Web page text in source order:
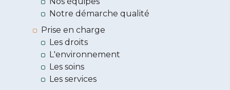
Notre démarche qualité
Prise en charge
Les droits
L'environnement
Les soins
Les services